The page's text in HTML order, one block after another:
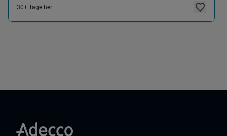
30+ Tage her